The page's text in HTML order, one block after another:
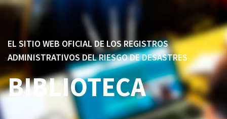
EL SITIO WEB OFICIAL DE LOS REGISTROS
ADMINISTRATIVOS DEL RIESGO DE DESASTRES
BIBLIOTECA